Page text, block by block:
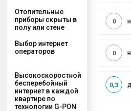
Отопительные
приборы скрыты в
полу или стене
0
Выбор интернет
операторов
0
Высокоскоростной
бесперебойный
интернет в каждой
квартире по
технологии G-PON
0,3